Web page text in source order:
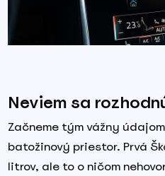
Neviem sa
Začneme tým vážny
batožinový priestor. Prvá
litrov, ale to o ničom